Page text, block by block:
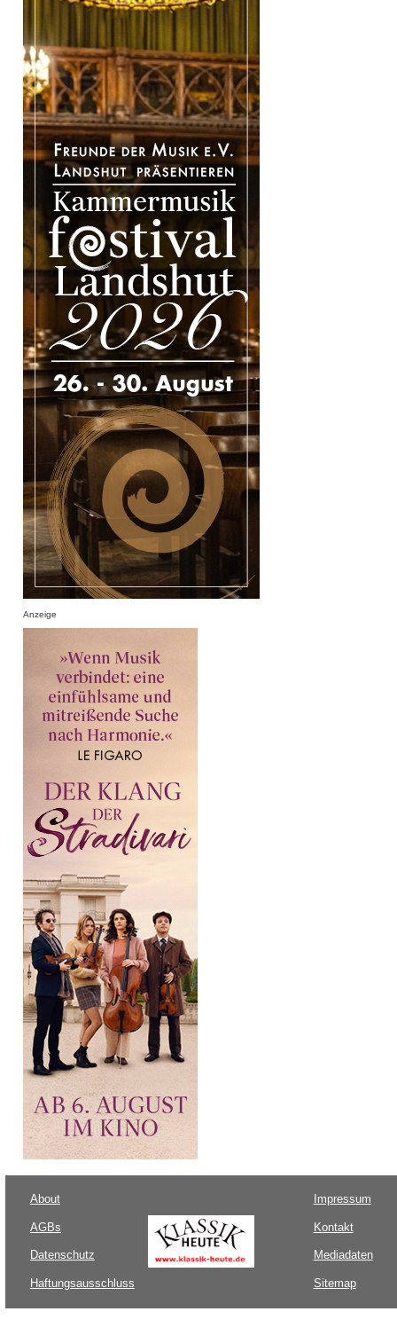
Anzeige
About
AGBs
Datenschutz
Haftungsausschluss
Impressum
Kontakt
Mediadaten
Sitemap